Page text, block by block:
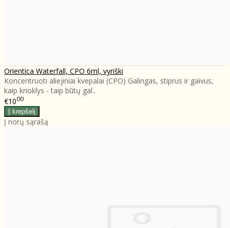
Orientica Waterfall, CPO 6ml, vyriški
Koncentruoti aliejiniai kvepalai (CPO) Galingas, stiprus ir gaivus,
kaip krioklys - taip būtų gal..
€1000
Į norų sąrašą